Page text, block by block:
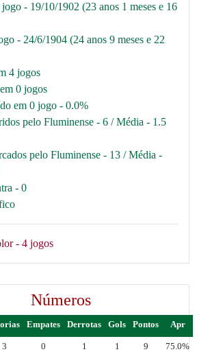
- 19/10/1902 (23 anos 1 meses e 16
- 24/6/1904 (24 anos 9 meses e 22
4 jogos
0 jogos
em 0 jogo - 0.0%
pelo Fluminense - 6 / Média - 1.5
pelo Fluminense - 13 / Média -
- 0
- 4 jogos
Números
Empates Derrotas Gols Pontos Apr
3 0 1 1 9 75.0%